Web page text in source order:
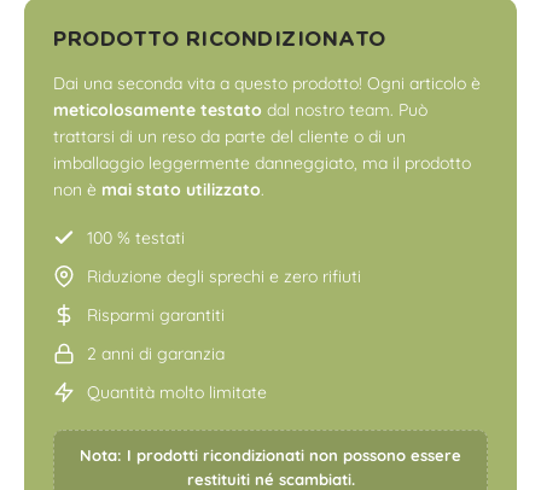
PRODOTTO RICONDIZIONATO
Dai una seconda vita a questo prodotto! Ogni articolo è
meticolosamente testato dal nostro team. Può
trattarsi di un reso da parte del cliente o di un
imballaggio leggermente danneggiato, ma il prodotto
non è mai stato utilizzato.
100 % testati
Riduzione degli sprechi e zero rifiuti
Risparmi garantiti
2 anni di garanzia
Quantità molto limitate
Nota: I prodotti ricondizionati non possono essere
restituiti né scambiati.